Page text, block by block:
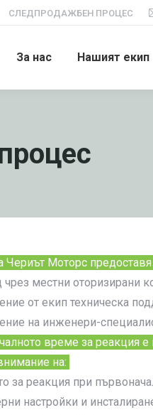
СЛЕДПРОДАЖБЕН ПРОЦЕС
За нас Нашият екип
Чериът Моторс
местни оторизирани
от екип техническа
на инженери-
време за реакция
на:
за реакция при
настройки и